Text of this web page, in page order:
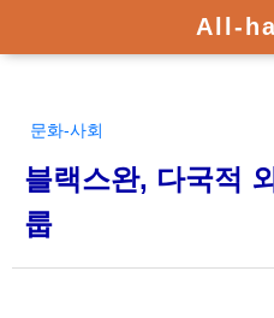
All-
문화-사회
블랙스완, 다국적
룹